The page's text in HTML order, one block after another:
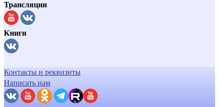
Трансляции
Книги
Контакты и реквизиты
Написать нам